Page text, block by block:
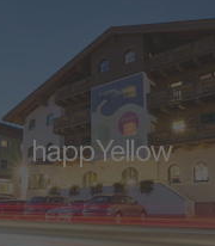
happYellow